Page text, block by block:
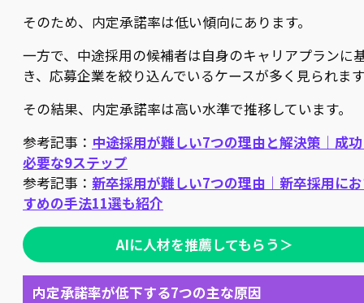
そのため、内定承諾率は低い傾向にあります。
一方で、中途採用の候補者は自身のキャリアプランに
き、応募企業を絞り込んでいるケースが多く見られま
その結果、内定承諾率は高い水準で推移しています。
参考記事： 中途採用が難しい7つの理由と解決策｜成
必要な9ステップ
参考記事： 新卒採用が難しい7つの理由｜新卒採用に
すめの手法11選も紹介
AIに人材を推薦してもらう＞
内定承諾率が低下する7つの主な原因